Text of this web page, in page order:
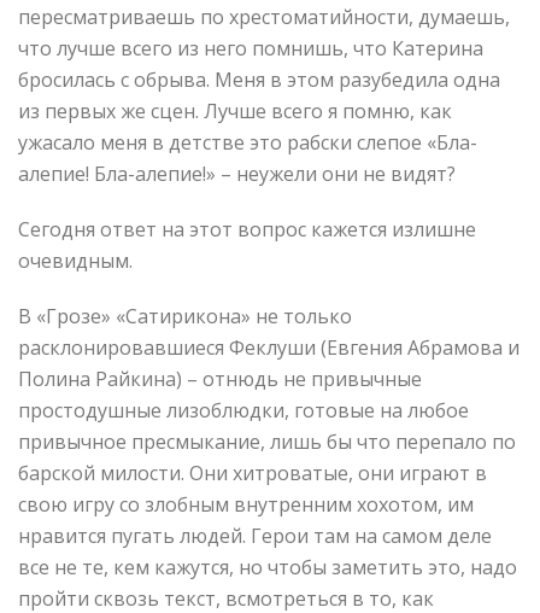
пересматриваешь по хрестоматийности, думаешь,
что лучше всего из него помнишь, что Катерина
бросилась с обрыва. Меня в этом разубедила одна
из первых же сцен. Лучше всего я помню, как
ужасало меня в детстве это рабски слепое «Бла-
алепие! Бла-алепие!» – неужели они не видят?
Сегодня ответ на этот вопрос кажется излишне
очевидным.
В «Грозе» «Сатирикона» не только
расклонировавшиеся Феклуши (Евгения Абрамова и
Полина Райкина) – отнюдь не привычные
простодушные лизоблюдки, готовые на любое
привычное пресмыкание, лишь бы что перепало по
барской милости. Они хитроватые, они играют в
свою игру со злобным внутренним хохотом, им
нравится пугать людей. Герои там на самом деле
все не те, кем кажутся, но чтобы заметить это, надо
пройти сквозь текст, всмотреться в то, как